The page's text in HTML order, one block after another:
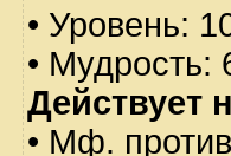
• Уровень:
• Мудрость:
Действует
• Мф.